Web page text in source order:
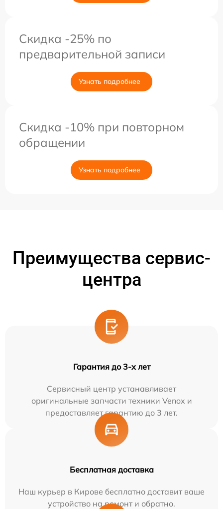
Скидка -25% по
предварительной записи
Узнать подробнее
Скидка -10% при повторном
обращении
Узнать подробнее
Преимущества сервис-
центра
Гарантия до 3-х лет
Сервисный центр устанавливает
оригинальные запчасти техники Venox и
предоставляет гарантию до 3 лет.
Бесплатная доставка
Наш курьер в Кирове бесплатно доставит ваше
устройство на ремонт и обратно.